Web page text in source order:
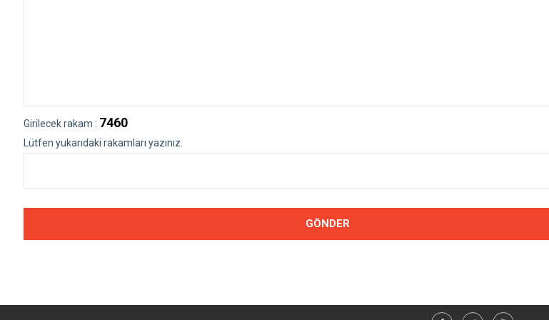
Girilecek rakam : 7460
Lütfen yukarıdaki rakamları yazınız.